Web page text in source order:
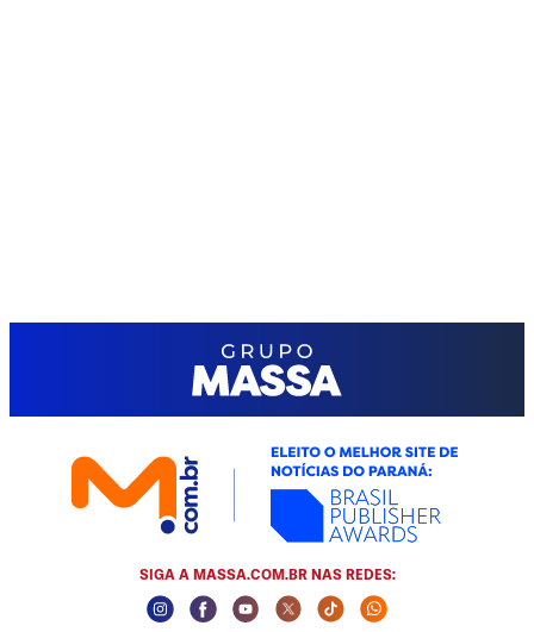
SIGA A MASSA.COM.BR NAS REDES:
Instagram Social Media
Facebook Social Media
Youtube Social Media
Twitter Social Media
Tiktok Social Media
Whatsapp